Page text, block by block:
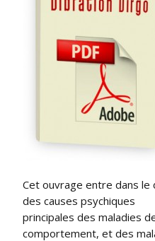
Cet ouvrage entre dans le
des causes psychiques
principales des maladies
comportement, et des